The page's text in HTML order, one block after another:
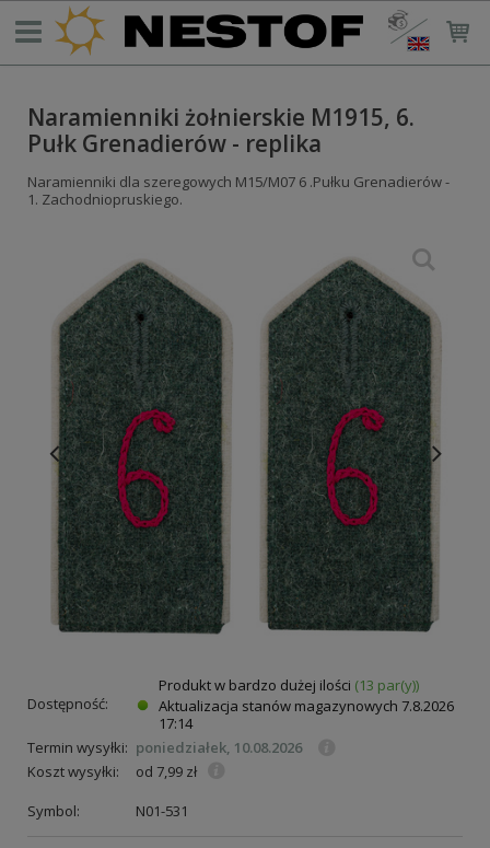
Naramienniki żołnierskie M1915, 6.
Pułk Grenadierów - replika
Naramienniki dla szeregowych M15/M07 6 .Pułku Grenadierów -
1. Zachodniopruskiego.
Dostępność:
Produkt w bardzo dużej ilości (13 par(y))
Aktualizacja stanów magazynowych 7.8.2026
17:14
Termin wysyłki: poniedziałek, 10.08.2026
Koszt wysyłki:
od 7,99 zł
Symbol:
N01-531